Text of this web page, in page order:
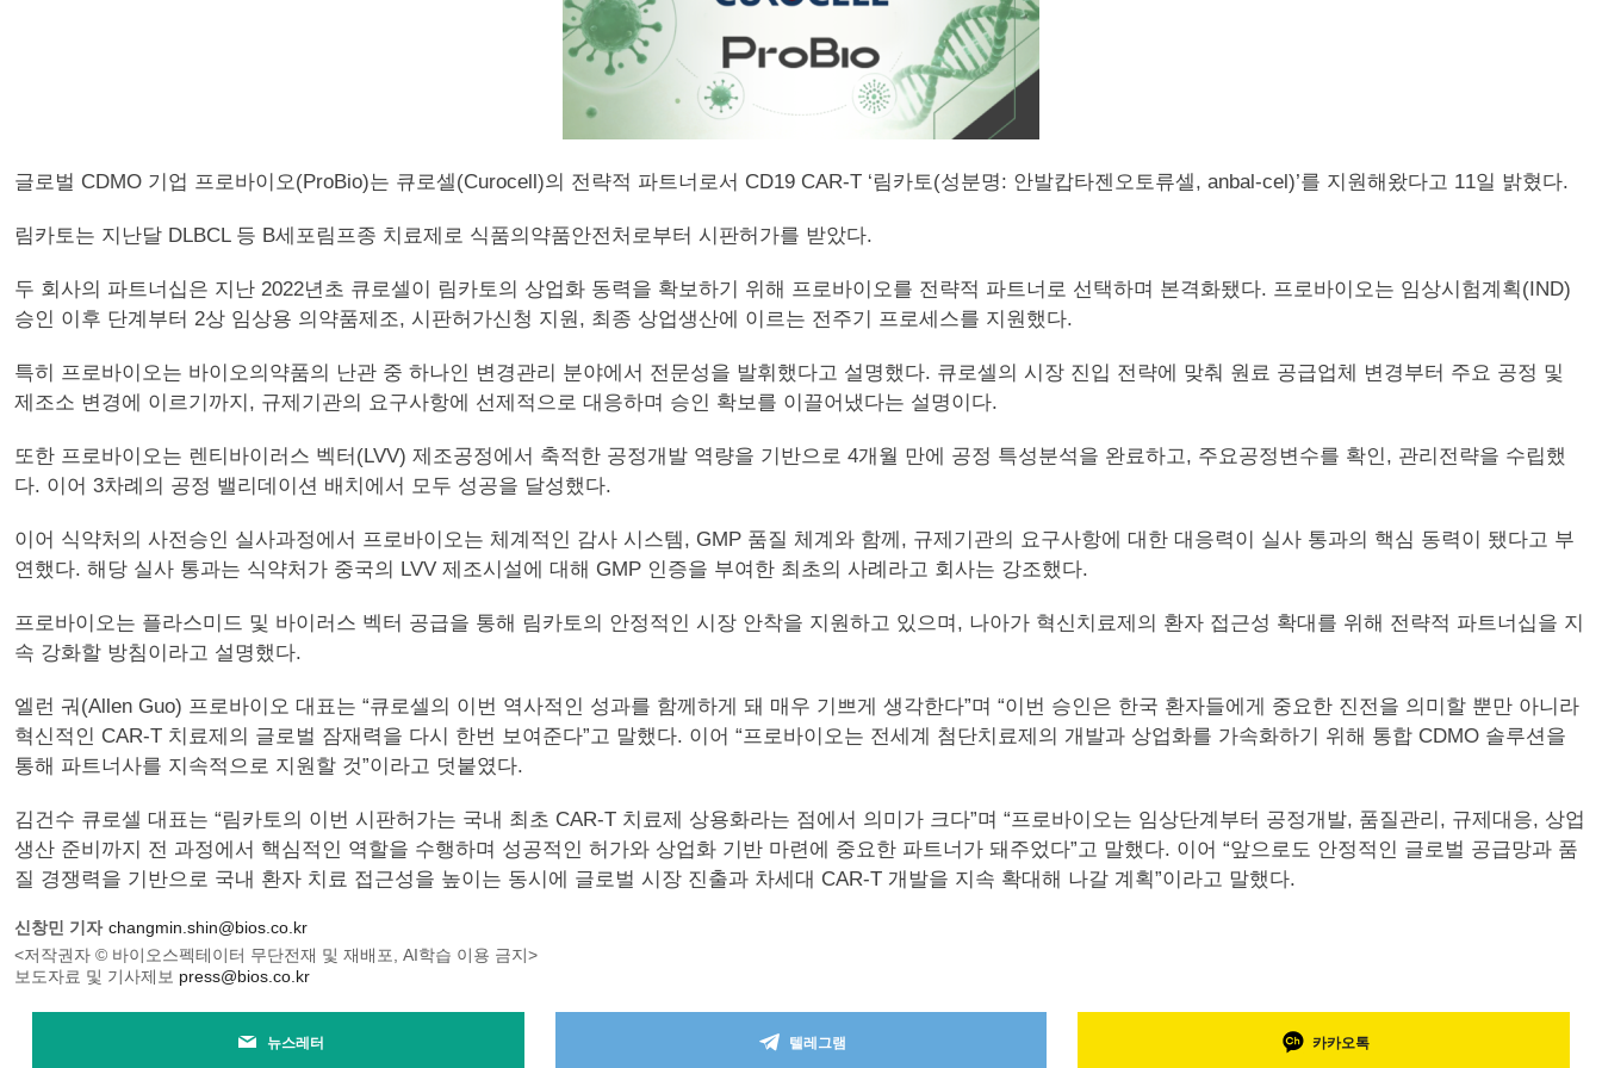
글로벌 CDMO 기업 프로바이오(ProBio)는 큐로셀(Curocell)의 전략적 파트너로서 CD19 CAR-T ‘림카토(성분명: 안발캅타젠오토류셀, anbal-cel)’를 지원해왔다고 11일 밝혔다.
림카토는 지난달 DLBCL 등 B세포림프종 치료제로 식품의약품안전처로부터 시판허가를 받았다.
두 회사의 파트너십은 지난 2022년초 큐로셀이 림카토의 상업화 동력을 확보하기 위해 프로바이오를 전략적 파트너로 선택하며 본격화됐다. 프로바이오는 임상시험계획(IND)
승인 이후 단계부터 2상 임상용 의약품제조, 시판허가신청 지원, 최종 상업생산에 이르는 전주기 프로세스를 지원했다.
특히 프로바이오는 바이오의약품의 난관 중 하나인 변경관리 분야에서 전문성을 발휘했다고 설명했다. 큐로셀의 시장 진입 전략에 맞춰 원료 공급업체 변경부터 주요 공정 및
제조소 변경에 이르기까지, 규제기관의 요구사항에 선제적으로 대응하며 승인 확보를 이끌어냈다는 설명이다.
또한 프로바이오는 렌티바이러스 벡터(LVV) 제조공정에서 축적한 공정개발 역량을 기반으로 4개월 만에 공정 특성분석을 완료하고, 주요공정변수를 확인, 관리전략을 수립했
다. 이어 3차례의 공정 밸리데이션 배치에서 모두 성공을 달성했다.
이어 식약처의 사전승인 실사과정에서 프로바이오는 체계적인 감사 시스템, GMP 품질 체계와 함께, 규제기관의 요구사항에 대한 대응력이 실사 통과의 핵심 동력이 됐다고 부
연했다. 해당 실사 통과는 식약처가 중국의 LVV 제조시설에 대해 GMP 인증을 부여한 최초의 사례라고 회사는 강조했다.
프로바이오는 플라스미드 및 바이러스 벡터 공급을 통해 림카토의 안정적인 시장 안착을 지원하고 있으며, 나아가 혁신치료제의 환자 접근성 확대를 위해 전략적 파트너십을 지
속 강화할 방침이라고 설명했다.
엘런 궈(Allen Guo) 프로바이오 대표는 “큐로셀의 이번 역사적인 성과를 함께하게 돼 매우 기쁘게 생각한다”며 “이번 승인은 한국 환자들에게 중요한 진전을 의미할 뿐만 아니라
혁신적인 CAR-T 치료제의 글로벌 잠재력을 다시 한번 보여준다”고 말했다. 이어 “프로바이오는 전세계 첨단치료제의 개발과 상업화를 가속화하기 위해 통합 CDMO 솔루션을
통해 파트너사를 지속적으로 지원할 것”이라고 덧붙였다.
김건수 큐로셀 대표는 “림카토의 이번 시판허가는 국내 최초 CAR-T 치료제 상용화라는 점에서 의미가 크다”며 “프로바이오는 임상단계부터 공정개발, 품질관리, 규제대응, 상업
생산 준비까지 전 과정에서 핵심적인 역할을 수행하며 성공적인 허가와 상업화 기반 마련에 중요한 파트너가 돼주었다”고 말했다. 이어 “앞으로도 안정적인 글로벌 공급망과 품
질 경쟁력을 기반으로 국내 환자 치료 접근성을 높이는 동시에 글로벌 시장 진출과 차세대 CAR-T 개발을 지속 확대해 나갈 계획”이라고 말했다.
신창민 기자 changmin.shin@bios.co.kr
<저작권자 © 바이오스펙테이터 무단전재 및 재배포, AI학습 이용 금지>
보도자료 및 기사제보 press@bios.co.kr
뉴스레터 텔레그램 카카오톡